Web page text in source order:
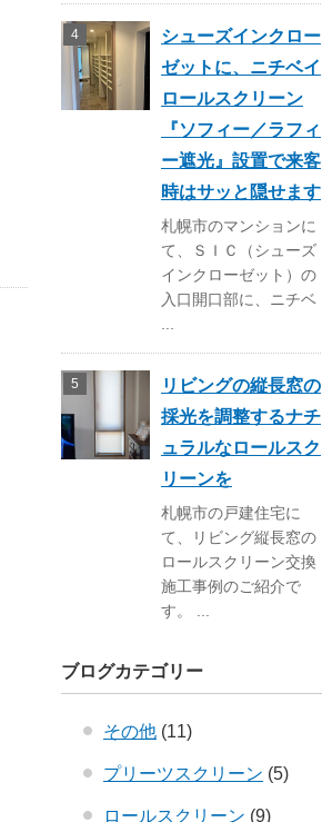
シューズインクロー
ゼットに、ニチベイ
ロールスクリーン
『ソフィー／ラフィ
ー遮光』設置で来客
時はサッと隠せます
札幌市のマンションに
て、ＳＩＣ（シューズ
インクローゼット）の
入口開口部に、ニチベ
リビングの縦長窓の
採光を調整するナチ
ュラルなロールスク
リーンを
札幌市の戸建住宅に
て、リビング縦長窓の
ロールスクリーン交換
施工事例のご紹介で
す。 ...
ブログカテゴリー
その他 (11)
プリーツスクリーン (5)
ロールスクリーン (9)